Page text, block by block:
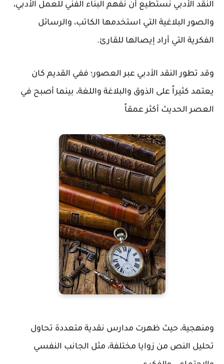
النقد الأدبي نستطيع أن نفهم البناء الفني للعمل الأدبي،
والصور البلاغية التي استخدمها الكاتب، والرسائل
الفكرية التي أراد إيصالها للقارئ.
وقد تطور النقد الأدبي عبر العصور؛ ففي القديم كان
يعتمد كثيراً على الذوق والبلاغة واللغة، بينما أصبح في
العصر الحديث أكثر عمقاً
ومنهجية، حيث ظهرت مدارس نقدية متعددة تحاول
تحليل النص من زوايا مختلفة، مثل الجانب النفسي